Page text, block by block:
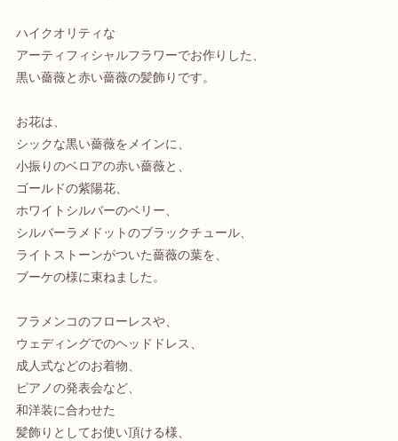
ハイクオリティな
アーティフィシャルフラワーでお作りした、
黒い薔薇と赤い薔薇の髪飾りです。
お花は、
シックな黒い薔薇をメインに、
小振りのベロアの赤い薔薇と、
ゴールドの紫陽花、
ホワイトシルバーのベリー、
シルバーラメドットのブラックチュール、
ライトストーンがついた薔薇の葉を、
ブーケの様に束ねました。
フラメンコのフローレスや、
ウェディングでのヘッドドレス、
成人式などのお着物、
ピアノの発表会など、
和洋装に合わせた
髪飾りとしてお使い頂ける様、